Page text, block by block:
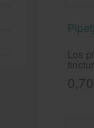
Los
0,70